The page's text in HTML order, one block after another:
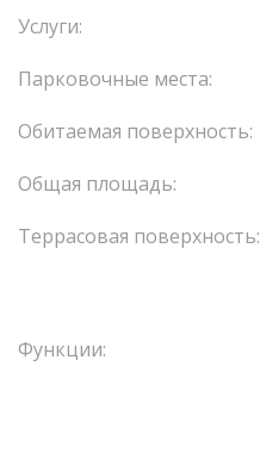
Услуги:
Парковочные места:
Обитаемая поверхность:
Общая площадь:
Террасовая поверхность:
Функции: